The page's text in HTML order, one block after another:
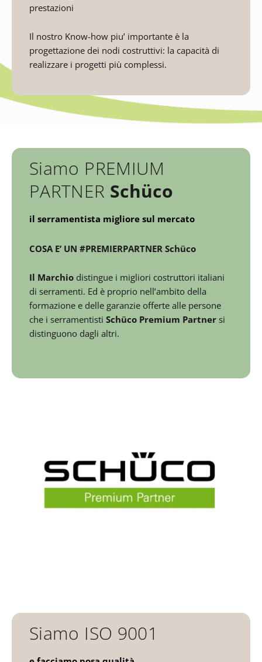
prestazioni
Il nostro Know-how piu’ importante è la
progettazione dei nodi costruttivi: la capacità di
realizzare i progetti più complessi.
Siamo PREMIUM
PARTNER Schüco
il serramentista migliore sul mercato
COSA E’ UN #PREMIERPARTNER Schüco
Il Marchio distingue i migliori costruttori italiani
di serramenti. Ed è proprio nell’ambito della
formazione e delle garanzie offerte alle persone
che i serramentisti Schüco Premium Partner si
distinguono dagli altri.
Siamo ISO 9001